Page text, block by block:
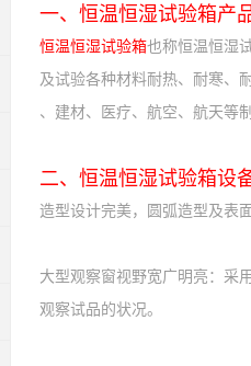
一、 恒温恒湿试验箱产
恒温恒湿试验箱也称恒温恒湿
及试验各种材料耐热、耐寒、
、建材、医疗、航空、航天等
二、 恒温恒湿试验箱设
造型设计完美，圆弧造型及表
大型观察窗视野宽广明亮：采
观察试品的状况。